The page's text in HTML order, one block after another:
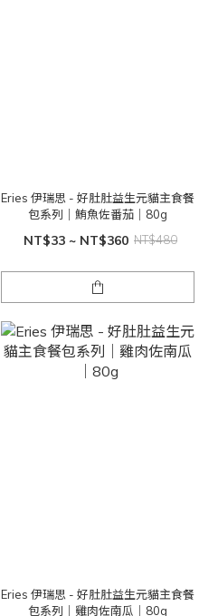
Eries 伊瑞思 - 好肚肚益生元貓主食餐
包系列｜鮪魚佐番茄｜80g
NT$33 ~ NT$360 NT$480
Eries 伊瑞思 - 好肚肚益生元貓主食餐
包系列｜雞肉佐南瓜｜80g